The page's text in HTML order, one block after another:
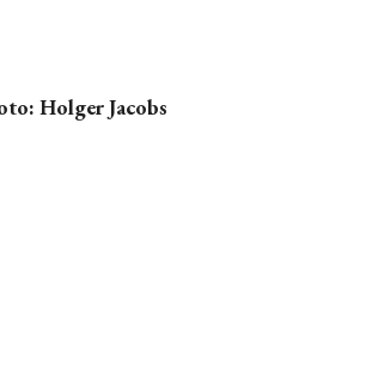
Holger Jacobs